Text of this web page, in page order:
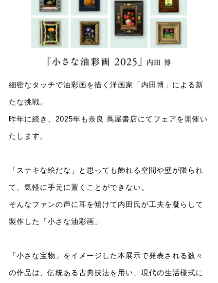
細密なタッチで油彩画を描く洋画家「内田博」による新
たな挑戦。
昨年に続き、2025年も奈良 蔦屋書店にてフェアを開催い
たします。
「ステキな絵だな」と思っても飾れる空間や壁が限られ
て、気軽に手元に置くことができない。
そんなファンの声に耳を傾けて内田氏が工夫を凝らして
製作した「小さな油彩画」
「小さな宝物」をイメージした本展示で発表される数々
の作品は、伝統ある古典技法を用い、現代の生活様式に